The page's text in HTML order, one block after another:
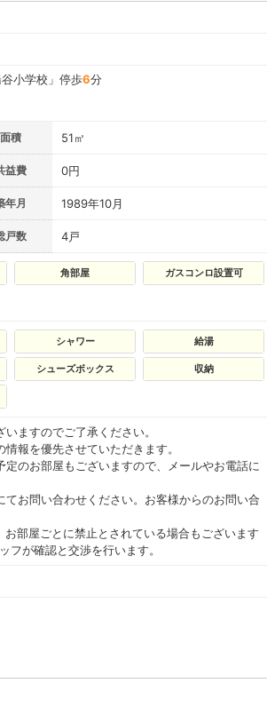
小学校」停歩6分
面積 51㎡
益費 0円
年月 1989年10月
戸数 4戸
角部屋 ガスコンロ設置可
シャワー 給湯
シューズボックス 収納
ますのでご了承ください。
報を優先させていただきます。
のお部屋もございますので、メールやお電話に
お問い合わせください。お客様からのお問い合
部屋ごとに禁止とされている場合もございます
フが確認と交渉を行います。